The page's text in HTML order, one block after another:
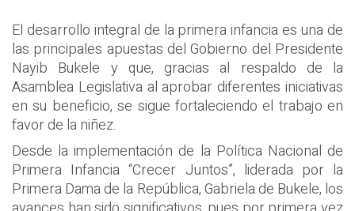
El desarrollo integral de la primera infancia es una de
las principales apuestas del Gobierno del Presidente
Nayib Bukele y que, gracias al respaldo de la
Asamblea Legislativa al aprobar diferentes iniciativas
en su beneficio, se sigue fortaleciendo el trabajo en
favor de la niñez.
Desde la implementación de la Política Nacional de
Primera Infancia “Crecer Juntos”, liderada por la
Primera Dama de la República, Gabriela de Bukele, los